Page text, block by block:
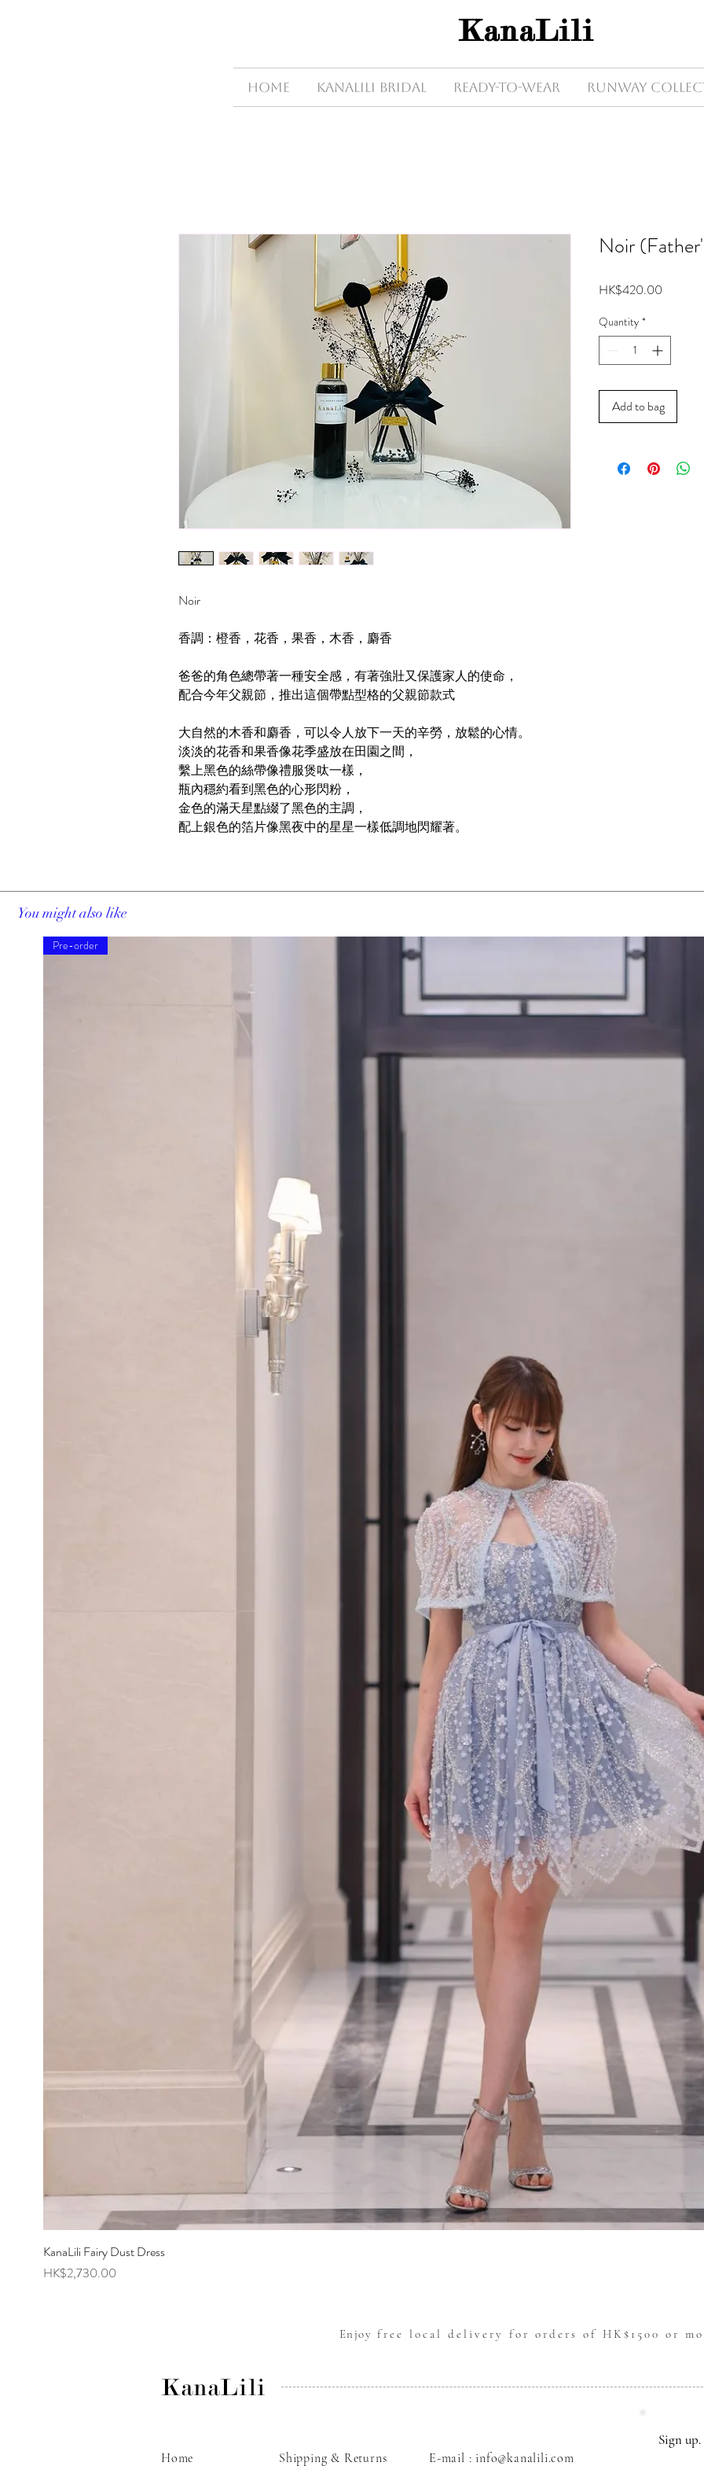
KanaLili
HOME KanaLili Bridal Ready-to-wear Runway
Noir
香調：橙香，花香，果香，木香，麝香
爸爸的角色總帶著一種安全感，有著強壯又保護家人的使命，
配合今年父親節，推出這個帶點型格的父親節款式
大自然的木香和麝香，可以令人放下一天的辛勞，放鬆的心情。
淡淡的花香和果香像花季盛放在田園之間，
繫上黑色的絲帶像禮服煲呔一樣，
瓶內穩約看到黑色的心形閃粉，
金色的滿天星點綴了黑色的主調，
配上銀色的箔片像黑夜中的星星一樣低調地閃耀著。
Noir
HK$420.00
Quantity *
Add to bag
You might also like
Pre-order
KanaLili Fairy Dust Dress
Price
HK$2,730.00
KanaLili
Home Shipping & Returns E-mail : info@kanalili.com
Sign
Enjoy free local delivery for orders of HK$1500 or